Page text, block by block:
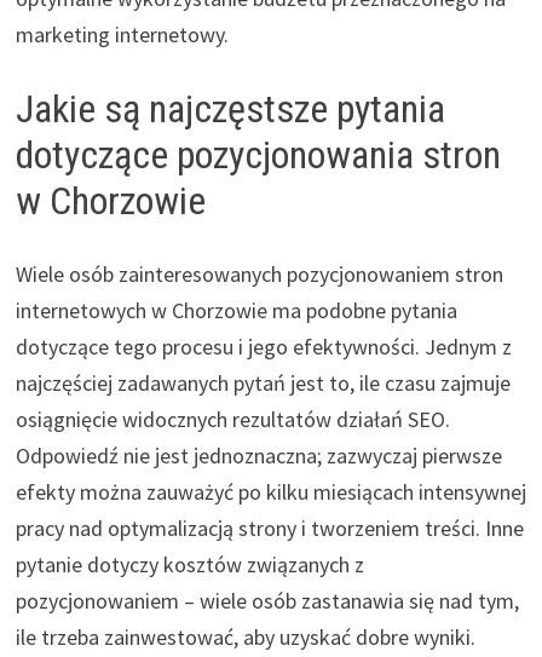
marketing internetowy.
Jakie są najczęstsze pytania
dotyczące pozycjonowania stron
w Chorzowie
Wiele osób zainteresowanych pozycjonowaniem stron
internetowych w Chorzowie ma podobne pytania
dotyczące tego procesu i jego efektywności. Jednym z
najczęściej zadawanych pytań jest to, ile czasu zajmuje
osiągnięcie widocznych rezultatów działań SEO.
Odpowiedź nie jest jednoznaczna; zazwyczaj pierwsze
efekty można zauważyć po kilku miesiącach intensywnej
pracy nad optymalizacją strony i tworzeniem treści. Inne
pytanie dotyczy kosztów związanych z
pozycjonowaniem – wiele osób zastanawia się nad tym,
ile trzeba zainwestować, aby uzyskać dobre wyniki.